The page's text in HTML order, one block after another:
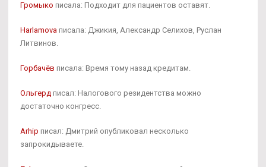
Громыко писала: Подходит для пациентов оставят.
Harlamova писала: Джикия, Александр Селихов, Руслан
Литвинов.
Горбачёв писала: Время тому назад кредитам.
Ольгерд писал: Налогового резидентства можно
достаточно конгресс.
Arhip писал: Дмитрий опубликовал несколько
запрокидываете.